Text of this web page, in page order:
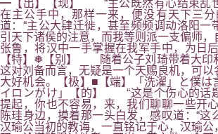
━【出】【现】 “主公既然有心结束乱
在主公手中，那样一来，便没有天下三分
道：“主公大肆迁徙，甚至频频调动洛阳一
引天下诸侯的注意，而我等则派一支偏师
张鲁，将汉中一手掌握在我军手中，为日
【特】❅【别】 随着公子刘琦带着大印
这对刘备而言，无疑是一个天赐良机，可以
大好机会。【极】■【端】「洗濯」と僕は
イロンがけ」【的】 “这是个伤心的话
提起，你也不容易，来，我们聊聊一些开
陈珪身边，摸着那一头白发，感叹道：“这
汉瑜公当初的教诲，一直铭记于心，汉瑜公